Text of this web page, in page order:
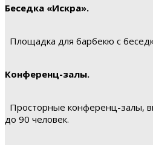
Беседка «Искра».
Площадка для барбекю с
Конференц-залы.
Просторные конференц-залы,
до 90 человек.